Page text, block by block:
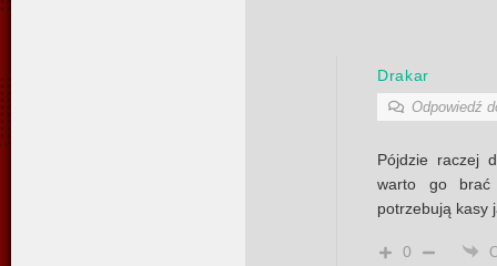
Drakar
Odpowiedź
Pójdzie raczej
warto go
potrzebują kasy
0